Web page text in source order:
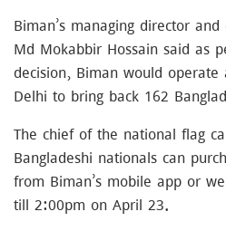
Biman’s managing director
Md Mokabbir Hossain said as
decision, Biman would
Delhi to bring back 162
The chief of the national flag
Bangladeshi nationals can
from Biman’s mobile app or
till 2:00pm on April 23.